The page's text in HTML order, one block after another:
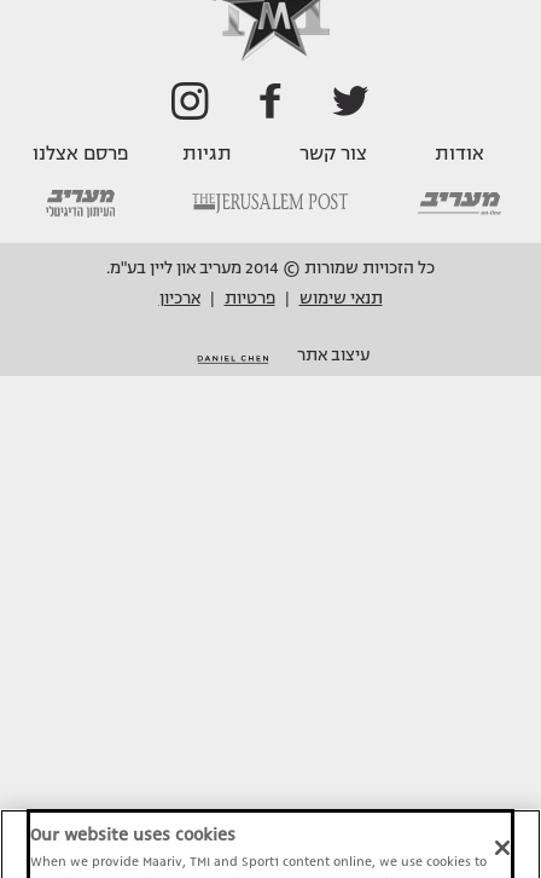
אודות צור קשר תגיות פרסם אצלנו
כל הזכויות שמורות © 2014 מעריב און ליין בע"מ.
תנאי שימוש
פרטיות ארכיון
עיצוב אתר
Our website uses cookies
When we provide Maariv, TMI and Sport1 content online, we use cookies to